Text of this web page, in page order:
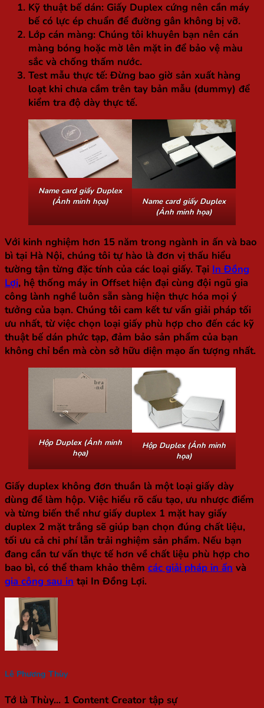
Kỹ thuật bế dán: Giấy Duplex cứng nên cần máy
bế có lực ép chuẩn để đường gân không bị vỡ.
Lớp cán màng: Chúng tôi khuyên bạn nên cán
màng bóng hoặc mờ lên mặt in để bảo vệ màu
sắc và chống thấm nước.
Test mẫu thực tế: Đừng bao giờ sản xuất hàng
loạt khi chưa cầm trên tay bản mẫu (dummy) để
kiểm tra độ dày thực tế.
Name card giấy Duplex
(Ảnh minh họa)
Name card giấy Duplex
(Ảnh minh họa)
Với kinh nghiệm hơn 15 năm trong ngành in ấn và bao
bì tại Hà Nội, chúng tôi tự hào là đơn vị thấu hiểu
tường tận từng đặc tính của các loại giấy. Tại In Đồng
Lợi, hệ thống máy in Offset hiện đại cùng đội ngũ gia
công lành nghề luôn sẵn sàng hiện thực hóa mọi ý
tưởng của bạn. Chúng tôi cam kết tư vấn giải pháp tối
ưu nhất, từ việc chọn loại giấy phù hợp cho đến các kỹ
thuật bế dán phức tạp, đảm bảo sản phẩm của bạn
không chỉ bền mà còn sở hữu diện mạo ấn tượng nhất.
Hộp Duplex (Ảnh minh
họa)
Hộp Duplex (Ảnh minh
họa)
Giấy duplex không đơn thuần là một loại giấy dày
dùng để làm hộp. Việc hiểu rõ cấu tạo, ưu nhược điểm
và từng biến thể như giấy duplex 1 mặt hay giấy
duplex 2 mặt trắng sẽ giúp bạn chọn đúng chất liệu,
tối ưu cả chi phí lẫn trải nghiệm sản phẩm. Nếu bạn
đang cần tư vấn thực tế hơn về chất liệu phù hợp cho
bao bì, có thể tham khảo thêm các giải pháp in ấn và
gia công sau in tại In Đồng Lợi.
Lê Phương Thùy
Tớ là Thùy... 1 Content Creator tập sự